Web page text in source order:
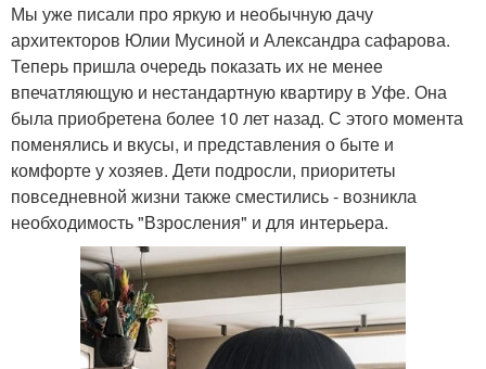
Мы уже писали про яркую и необычную дачу
архитекторов Юлии Мусиной и Александра сафарова.
Теперь пришла очередь показать их не менее
впечатляющую и нестандартную квартиру в Уфе. Она
была приобретена более 10 лет назад. С этого момента
поменялись и вкусы, и представления о быте и
комфорте у хозяев. Дети подросли, приоритеты
повседневной жизни также сместились - возникла
необходимость "Взросления" и для интерьера.